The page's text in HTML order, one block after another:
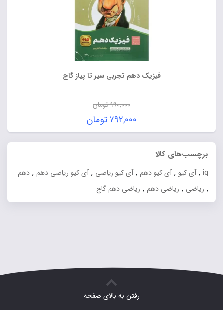
فیزیک دهم تجربی سیر تا پیاز گاج
۹۹۰,۰۰۰تومان
قیمت
اصلی:
۹۹۰,۰۰۰ تومان
۷۹۲,۰۰۰تومان
قیمت
فعلی:
برچسب‌های کالا
iq
,آی کیو ,آی کیو دهم ,آی کیو ریاضی ,آی کیو ریاضی دهم , دهم
, ریاضی , ریاضی دهم , ریاضی دهم گاج
رفتن به بالای صفحه